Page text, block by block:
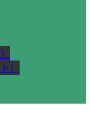
）